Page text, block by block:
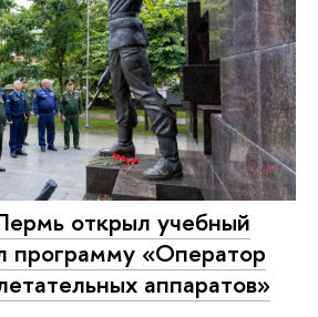
открыл учебный
программу «Оператор
аппаратов»